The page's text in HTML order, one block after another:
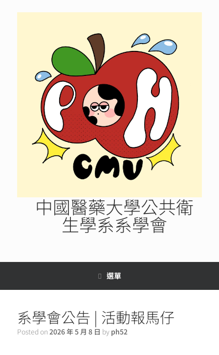
中國醫藥大學公共衛
生學系系學會
選單
系學會公告 | 活動報馬仔
Posted on 2026 年 5 月 8 日 by ph52